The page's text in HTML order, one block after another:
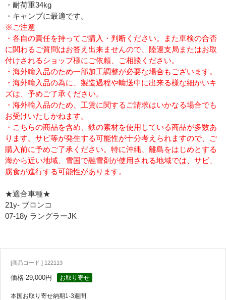
・耐荷重34kg
・キャンプに最適です。
※ご注意
・各自の責任を持ってご購入・判断ください。また車検の合否
に関わるご質問はお答え出来ませんので、陸運支局またはお取
付けされるショップ様にご依頼、ご相談ください。
・海外輸入品のため一部加工調整が必要な場合もございます。
・海外輸入品の為に、製造過程や輸送中に出来る様な細かいキ
ズは、予めご了承ください。
・海外輸入品のため、工賃に関するご請求はいかなる場合でも
お受けいたしかねます。
・こちらの商品を含め、鉄の素材を使用している商品が多数あ
ります。サビ等が発生する可能性が十分考えられますので、ご
購入前に予めご了承ください。特に沖縄、離島をはじめとする
海から近い地域、雪国で融雪剤が使用される地域では、サビ、
腐食が進行する可能性があります。
★適合車種★
21y- ブロンコ
07-18y ラングラーJK
[商品コード ] 122113
価格 29,000円 お取り寄せ
本国お取り寄せ納期1-3週間